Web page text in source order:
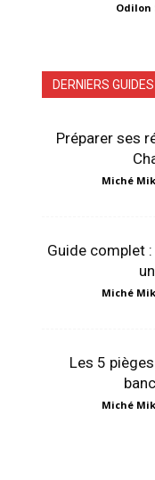
Odilon
DERNIERS
Préparer ses
Miché
Guide complet
Miché
Les 5
Miché